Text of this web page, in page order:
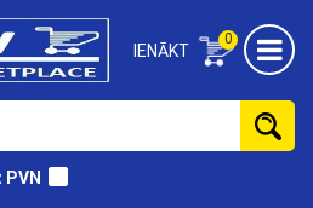
0
IENĀKT
PVN